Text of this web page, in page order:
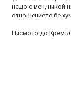
нещо с мен, никой
отношението бе
Писмото до Кремъл